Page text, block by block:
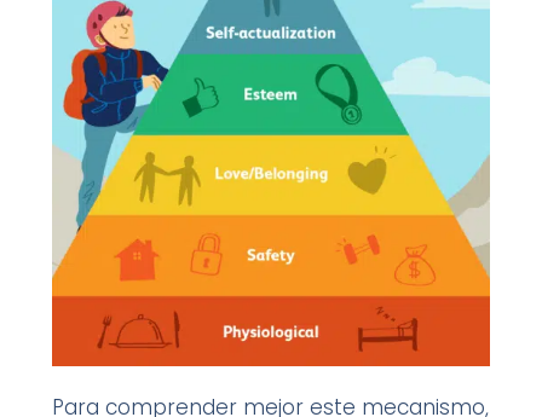
Para comprender mejor este mecanismo,